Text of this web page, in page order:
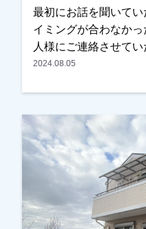
最初にお話を聞いて
イミングが合わなか
人様にご連絡させて
くことになりました。
でいただきました。
入っていいただいた
しては、職人が細か
れたとの事で、満足
ありがとうございま
田市で外壁塗装をお
からでも大丈夫です
2024.08.05